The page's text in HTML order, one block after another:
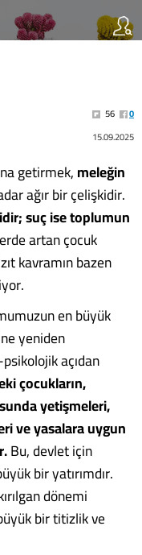
56
0
15.09.2025
getirmek,meleğin
ağır bir çelişkidir.
suç ise toplumun
artan çocuk
kavramın bazen
en büyük
yeniden
açıdan
çocukların,
yetişmeleri,
ve yasalara uygun
Bu, devlet için
bir yatırımdır.
dönemi
bir titizlik ve